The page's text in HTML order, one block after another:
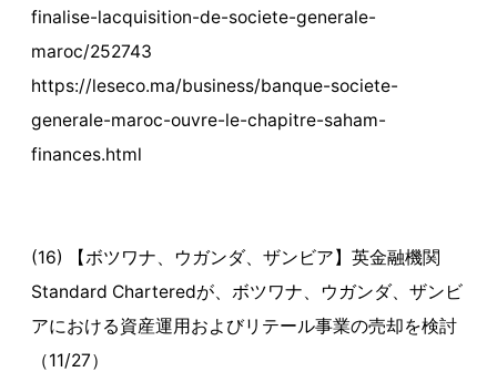
finalise-lacquisition-de-societe-generale-
maroc/252743
https://leseco.ma/business/banque-societe-
generale-maroc-ouvre-le-chapitre-saham-
finances.html
(16) 【ボツワナ、ウガンダ、ザンビア】英金融機関
Standard Charteredが、ボツワナ、ウガンダ、ザンビ
アにおける資産運用およびリテール事業の売却を検討
（11/27）